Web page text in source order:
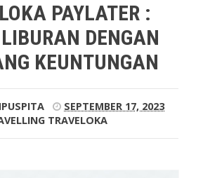
PAYLATER :
DENGAN
KEUNTUNGAN
SEPTEMBER 17, 2023
TRAVELOKA